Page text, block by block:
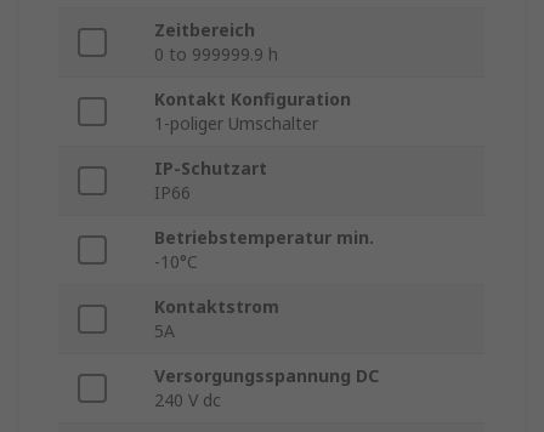
Zeitbereich
0 to 999999.9 h
Kontakt Konfiguration
1-poliger Umschalter
IP-Schutzart
IP66
Betriebstemperatur min.
-10°C
Kontaktstrom
5A
Versorgungsspannung DC
240 V dc